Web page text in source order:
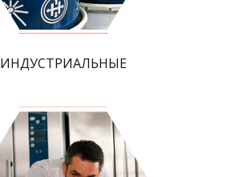
ИНДУСТРИАЛЬНЫЕ